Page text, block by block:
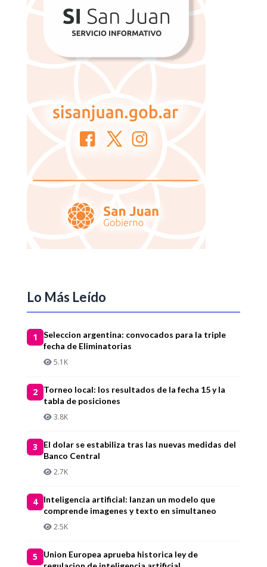
Lo Más Leído
1
Seleccion argentina: convocados para la triple
fecha de Eliminatorias
5.1K
2
Torneo local: los resultados de la fecha 15 y la
tabla de posiciones
3.8K
3
El dolar se estabiliza tras las nuevas medidas del
Banco Central
2.7K
4
Inteligencia artificial: lanzan un modelo que
comprende imagenes y texto en simultaneo
2.5K
5
Union Europea aprueba historica ley de